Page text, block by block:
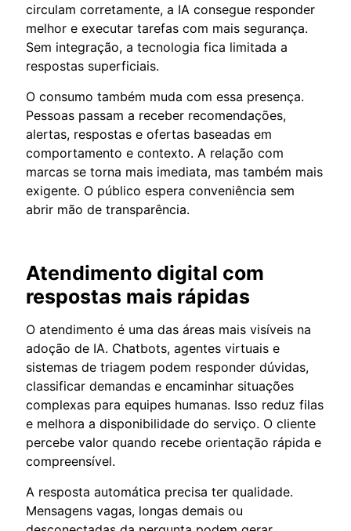
circulam corretamente, a IA consegue responder
melhor e executar tarefas com mais segurança.
Sem integração, a tecnologia fica limitada a
respostas superficiais.
O consumo também muda com essa presença.
Pessoas passam a receber recomendações,
alertas, respostas e ofertas baseadas em
comportamento e contexto. A relação com
marcas se torna mais imediata, mas também mais
exigente. O público espera conveniência sem
abrir mão de transparência.
Atendimento digital com
respostas mais rápidas
O atendimento é uma das áreas mais visíveis na
adoção de IA. Chatbots, agentes virtuais e
sistemas de triagem podem responder dúvidas,
classificar demandas e encaminhar situações
complexas para equipes humanas. Isso reduz filas
e melhora a disponibilidade do serviço. O cliente
percebe valor quando recebe orientação rápida e
compreensível.
A resposta automática precisa ter qualidade.
Mensagens vagas, longas demais ou